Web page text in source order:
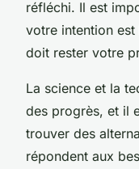
réfléchi. Il est
votre intention
doit rester votre
La science et la
des progrès, et il
trouver des
répondent aux